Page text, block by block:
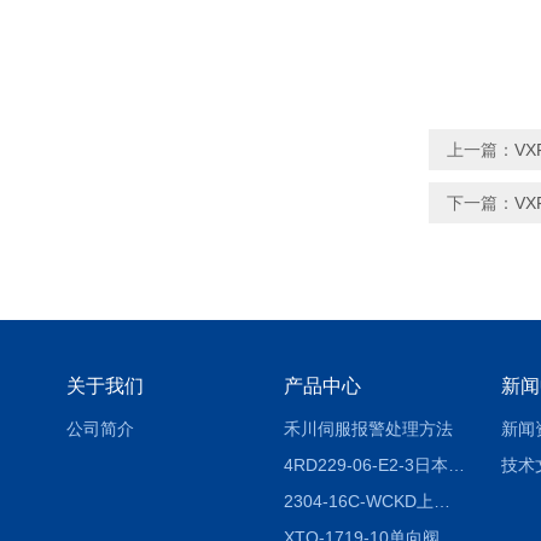
上一篇：
下一篇：
关于我们
公司简介
产品中心
禾川伺服报警处理方法
新
新闻
技术